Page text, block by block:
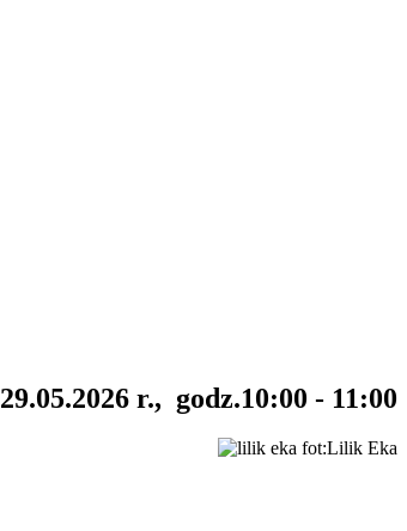
29.05.2026 r., godz.10:00 - 11:00
fot:Lilik Eka